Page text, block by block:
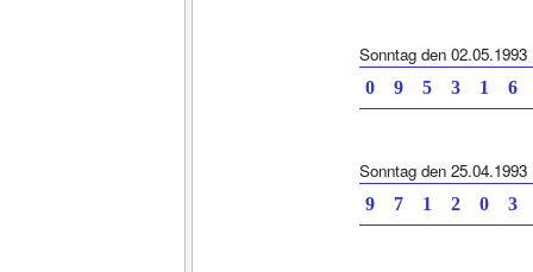
Sonntag den 02.05.1993
0 9 5 3 1
Sonntag den 25.04.1993
9 7 1 2 0